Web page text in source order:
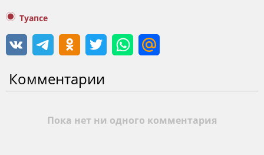
Туапсе
Комментарии
Пока нет ни одного комментария